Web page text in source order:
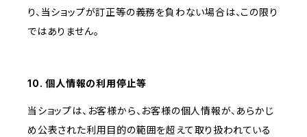
り、当ショップが訂正等の義務を負わない場合は、この限り
ではありません。
10. 個人情報の利用停止等
当ショップは、お客様から、お客様の個人情報が、あらかじ
め公表された利用目的の範囲を超えて取り扱われている